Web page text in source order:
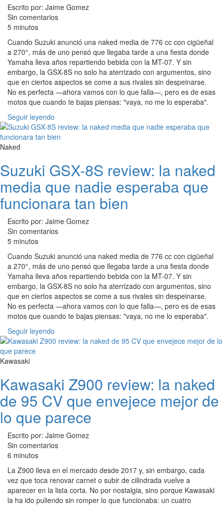
Escrito por: Jaime Gomez
Sin comentarios
5 minutos
Cuando Suzuki anunció una naked media de 776 cc con cigüeñal
a 270°, más de uno pensó que llegaba tarde a una fiesta donde
Yamaha lleva años repartiendo bebida con la MT-07. Y sin
embargo, la GSX-8S no solo ha aterrizado con argumentos, sino
que en ciertos aspectos se come a sus rivales sin despeinarse.
No es perfecta —ahora vamos con lo que falla—, pero es de esas
motos que cuando te bajas piensas: "vaya, no me lo esperaba".
Seguir leyendo
Naked
Suzuki GSX-8S review: la naked
media que nadie esperaba que
funcionara tan bien
Escrito por: Jaime Gomez
Sin comentarios
5 minutos
Cuando Suzuki anunció una naked media de 776 cc con cigüeñal
a 270°, más de uno pensó que llegaba tarde a una fiesta donde
Yamaha lleva años repartiendo bebida con la MT-07. Y sin
embargo, la GSX-8S no solo ha aterrizado con argumentos, sino
que en ciertos aspectos se come a sus rivales sin despeinarse.
No es perfecta —ahora vamos con lo que falla—, pero es de esas
motos que cuando te bajas piensas: "vaya, no me lo esperaba".
Seguir leyendo
Kawasaki
Kawasaki Z900 review: la naked
de 95 CV que envejece mejor de
lo que parece
Escrito por: Jaime Gomez
Sin comentarios
6 minutos
La Z900 lleva en el mercado desde 2017 y, sin embargo, cada
vez que toca renovar carnet o subir de cilindrada vuelve a
aparecer en la lista corta. No por nostalgia, sino porque Kawasaki
la ha ido puliendo sin romper lo que funcionaba: un cuatro